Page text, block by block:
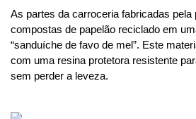
As partes da carroceria fabricadas pela
compostas de papelão reciclado em
“sanduíche de favo de mel”. Este
com uma resina protetora resistente
sem perder a leveza.